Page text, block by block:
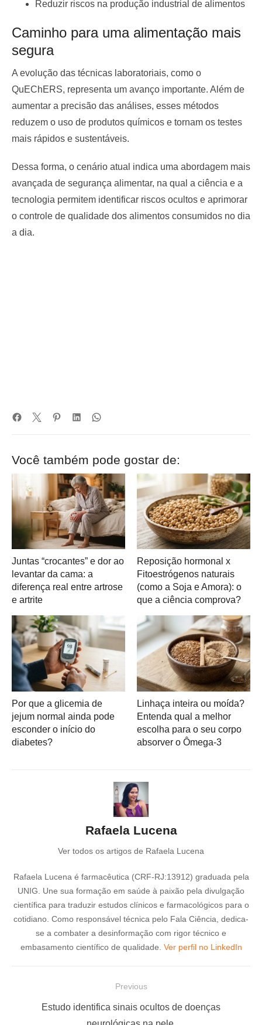
Reduzir riscos na produção industrial de alimentos
Caminho para uma alimentação mais
segura
A evolução das técnicas laboratoriais, como o
QuEChERS, representa um avanço importante. Além de
aumentar a precisão das análises, esses métodos
reduzem o uso de produtos químicos e tornam os testes
mais rápidos e sustentáveis.
Dessa forma, o cenário atual indica uma abordagem mais
avançada de segurança alimentar, na qual a ciência e a
tecnologia permitem identificar riscos ocultos e aprimorar
o controle de qualidade dos alimentos consumidos no dia
a dia.
Você também pode gostar de:
Juntas “crocantes” e dor ao
levantar da cama: a
diferença real entre artrose
e artrite
Reposição hormonal x
Fitoestrógenos naturais
(como a Soja e Amora): o
que a ciência comprova?
Por que a glicemia de
jejum normal ainda pode
esconder o início do
diabetes?
Linhaça inteira ou moída?
Entenda qual a melhor
escolha para o seu corpo
absorver o Ômega-3
Rafaela Lucena
Ver todos os artigos de Rafaela Lucena
Rafaela Lucena é farmacêutica (CRF-RJ:13912) graduada pela
UNIG. Une sua formação em saúde à paixão pela divulgação
científica para traduzir estudos clínicos e farmacológicos para o
cotidiano. Como responsável técnica pelo Fala Ciência, dedica-
se a combater a desinformação com rigor técnico e
embasamento científico de qualidade. Ver perfil no LinkedIn
Previous
Estudo identifica sinais ocultos de doenças